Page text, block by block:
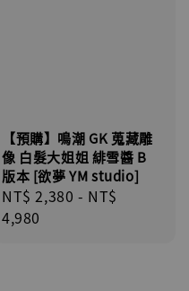
【預購】鳴潮 GK 蒐藏雕
像 白髮大姐姐 緋雪醬 B
版本 [欲夢 YM studio]
Regular
price
NT$ 2,380 - NT$
4,980